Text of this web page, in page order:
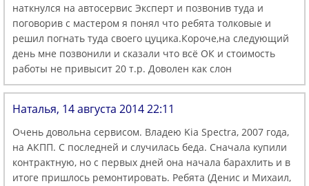
наткнулся на автосервис Эксперт и позвонив туда и
поговорив с мастером я понял что ребята толковые и
решил погнать туда своего цуцика.Короче,на следующий
день мне позвонили и сказали что всё ОК и стоимость
работы не привысит 20 т.р. Доволен как слон
Наталья, 14 августа 2014 22:11
Очень довольна сервисом. Владею Kia Spectra, 2007 года,
на АКПП. С последней и случилась беда. Сначала купили
контрактную, но с первых дней она начала барахлить и в
итоге пришлось ремонтировать. Ребята (Денис и Михаил,